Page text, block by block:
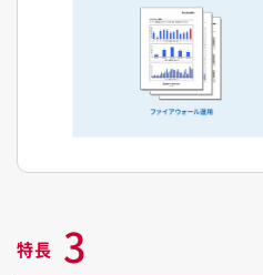
特長 3